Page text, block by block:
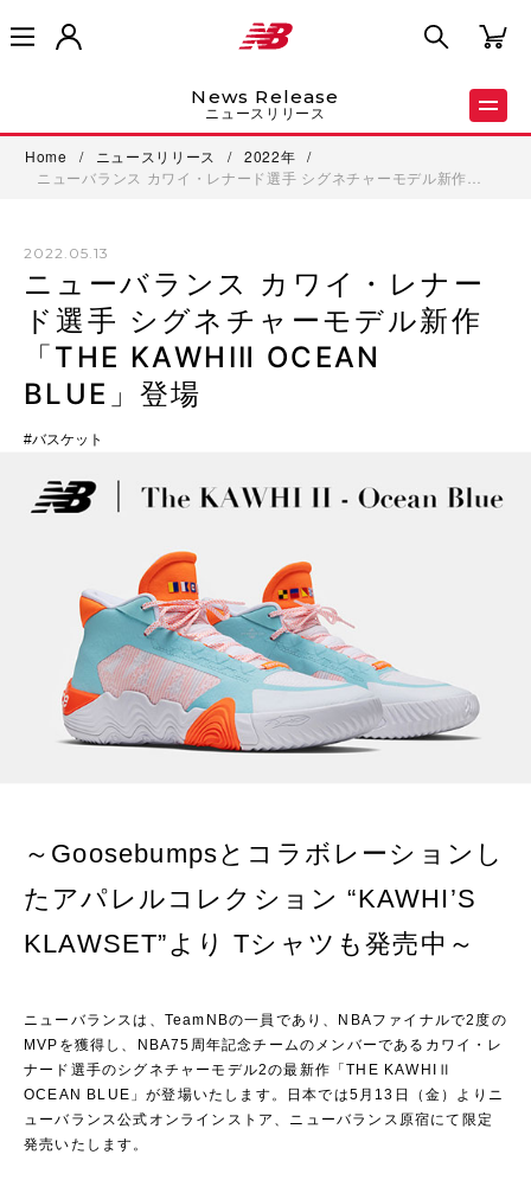
News Release
ニュースリリース
Home / ニュースリリース / 2022年
/
ニューバランス カワイ・レナード選手 シグネチャーモデル新作…
2022.05.13
ニューバランス カワイ・レナー
ド選手 シグネチャーモデル新作
「THE KAWHIⅡ OCEAN
BLUE」登場
バスケット
～Goosebumpsとコラボレーションし
たアパレルコレクション “KAWHI’S
KLAWSET”より Tシャツも発売中～
ニューバランスは、TeamNBの一員であり、NBAファイナルで2度の
MVPを獲得し、NBA75周年記念チームのメンバーであるカワイ・レ
ナード選手のシグネチャーモデル2の最新作「THE KAWHIⅡ
OCEAN BLUE」が登場いたします。日本では5月13日（金）よりニ
ューバランス公式オンラインストア、ニューバランス原宿にて限定
発売いたします。